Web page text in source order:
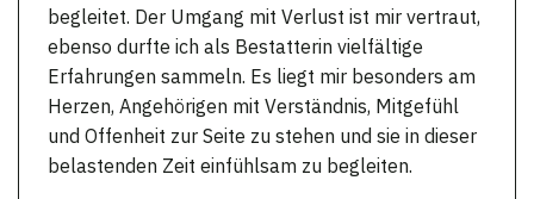
begleitet. Der Umgang mit Verlust ist mir vertraut,
ebenso durfte ich als Bestatterin vielfältige
Erfahrungen sammeln. Es liegt mir besonders am
Herzen, Angehörigen mit Verständnis, Mitgefühl
und Offenheit zur Seite zu stehen und sie in dieser
belastenden Zeit einfühlsam zu begleiten.